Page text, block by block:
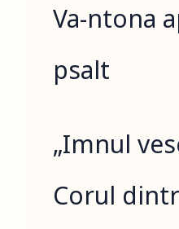
Va-ntona
psalt
„Imnul
Corul